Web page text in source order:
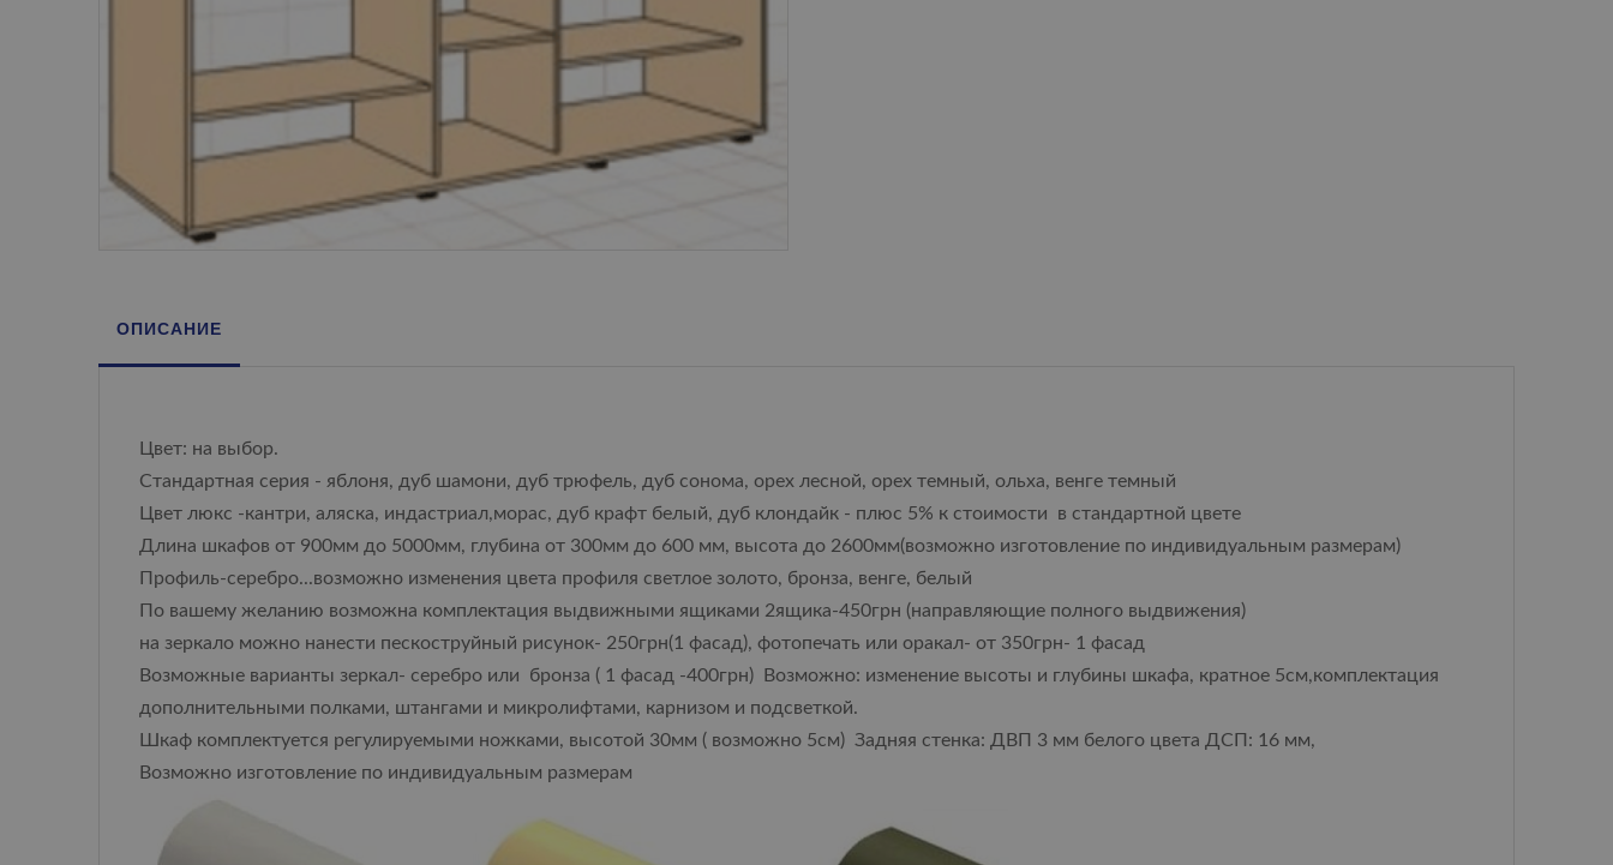
ОПИСАНИЕ
Цвет: на выбор.
Стандартная серия - яблоня, дуб шамони, дуб трюфель, дуб сонома, орех лесной, орех темный, ольха, венге темный
Цвет люкс -кантри, аляска, индастриал,морас, дуб крафт белый, дуб клондайк - плюс 5% к стоимости в стандартной цвете
Длина шкафов от 900мм до 5000мм, глубина от 300мм до 600 мм, высота до 2600мм(возможно изготовление по индивидуальным размерам)
Профиль-серебро...возможно изменения цвета профиля светлое золото, бронза, венге, белый
По вашему желанию возможна комплектация выдвижными ящиками 2ящика-450грн (направляющие полного выдвижения)
на зеркало можно нанести пескоструйный рисунок- 250грн(1 фасад), фотопечать или оракал- от 350грн- 1 фасад
Возможные варианты зеркал- серебро или бронза ( 1 фасад -400грн) Возможно: изменение высоты и глубины шкафа, кратное 5см,комплектация
дополнительными полками, штангами и микролифтами, карнизом и подсветкой.
Шкаф комплектуется регулируемыми ножками, высотой 30мм ( возможно 5см) Задняя стенка: ДВП 3 мм белого цвета ДСП: 16 мм,
Возможно изготовление по индивидуальным размерам